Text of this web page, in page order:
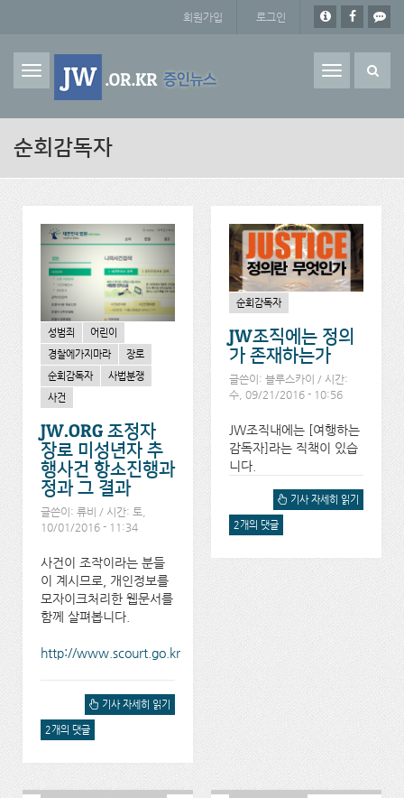
회원가입 로그인
Toggle
navigation
순회감독자
성범죄
어린이
경찰에가지마라
장로
순회감독자
사법분쟁
사건
JW.ORG 조정자
장로 미성년자 추
행사건 항소진행과
정과 그 결과
글쓴이: 류비 / 시간: 토,
10/01/2016 - 11:34
사건이 조작이라는 분들
이 계시므로, 개인정보를
모자이크처리한 웹문서를
함께 살펴봅니다.
http://www.scourt.go.kr
JW.ORG 조정자 장로 미성
년자 추행사건 항소진행과
정과 그 결과에 대해서
기사 자세히 읽기
2개의 댓글
순회감독자
JW조직에는 정의
가 존재하는가
글쓴이: 블루스카이 / 시간:
수, 09/21/2016 - 10:56
JW조직내에는 [여행하는
감독자]라는 직책이 있습
니다.
JW조직에는 정의가 존재하
는가에 대해서
기사 자세히 읽기
2개의 댓글